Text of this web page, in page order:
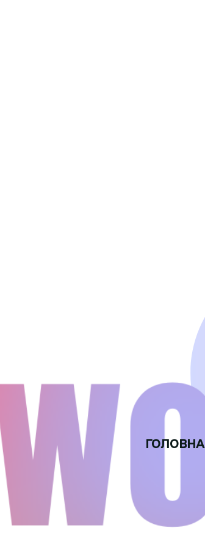
ГОЛОВНА